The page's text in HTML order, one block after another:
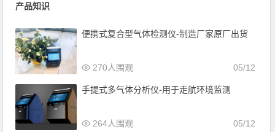
产品知识
便携式复合型气体检测仪-制造厂家原厂出货
05/12
270人围观
手提式多气体分析仪-用于走航环境监测
05/12
264人围观